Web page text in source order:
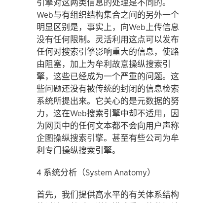
引擎对这两类信息的处理是不同的。
Web与有组织结构集合之间的另外一个
明显区别是，事实上，向Web上传信息
没有任何限制。灵活利用这点可以发布
任何对搜索引擎影响重大的信息，使路
由阻塞，加上为牟利故意操纵搜索引
擎，这些已经成为一个严重的问题。这
些问题还没有被传统的封闭的信息检索
系统所提出来。它关心的是元数据的努
力，这在Web搜索引擎中却不适用，因
为网页中的任何文本都不会向用户声称
企图操纵搜索引擎。甚至有些公司为牟
利专门操纵搜索引擎。
4 系统分析（System Anatomy）
首先，我们提供高水平的有关体系结构